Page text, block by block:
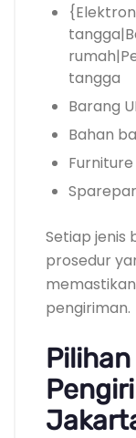
tangga
Barang
Bahan
Setiap jenis
prosedur
pengiriman.